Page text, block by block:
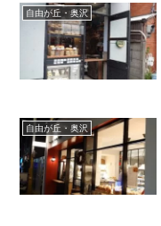
自由が丘・奥沢
自由が丘・奥沢